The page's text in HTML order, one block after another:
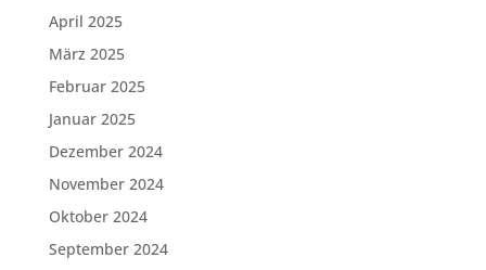
April 2025
März 2025
Februar 2025
Januar 2025
Dezember 2024
November 2024
Oktober 2024
September 2024